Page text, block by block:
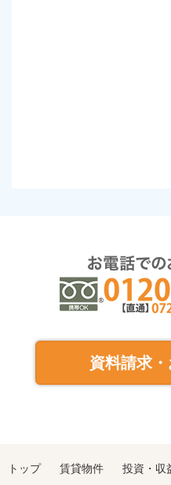
資料請求
トップ 賃貸物件 投資・収